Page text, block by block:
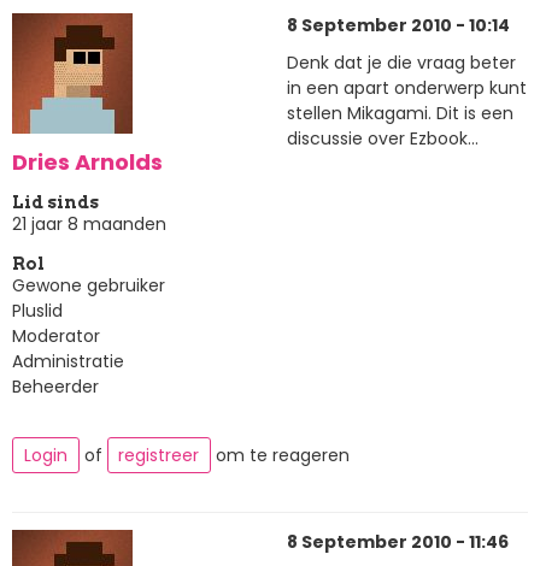
Dries Arnolds
Lid sinds
21 jaar 8 maanden
Rol
Gewone gebruiker
Pluslid
Moderator
Administratie
Beheerder
8 September 2010 - 10:14
Denk dat je die vraag beter
in een apart onderwerp kunt
stellen Mikagami. Dit is een
discussie over Ezbook...
Login of registreer om te reageren
8 September 2010 - 11:46